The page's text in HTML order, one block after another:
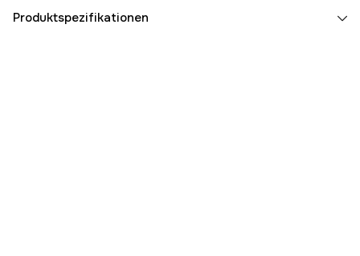
Produktspezifikationen